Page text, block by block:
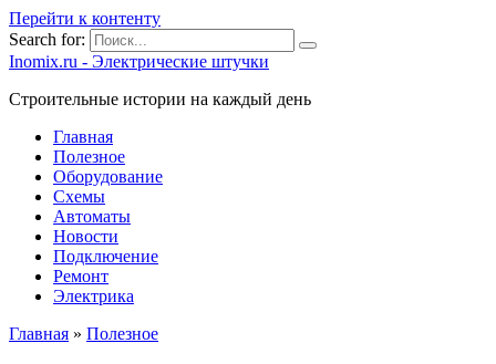
Перейти к контенту
Search for:
Inomix.ru - Электрические штучки
Cтроительные истории на каждый день
Главная
Полезное
Оборудование
Схемы
Автоматы
Новости
Подключение
Ремонт
Электрика
Главная » Полезное